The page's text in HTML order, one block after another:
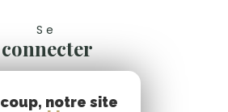
Se
connecter
notre site